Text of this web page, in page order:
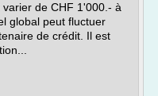
de CHF 1'000.- à
global peut fluctuer
de crédit. Il est